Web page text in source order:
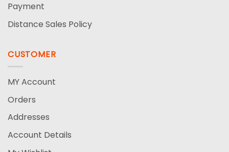
Payment
Distance Sales Policy
CUSTOMER
MY Account
Orders
Addresses
Account Details